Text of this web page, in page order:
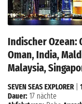
Indischer Ozean:
Oman, India,
Malaysia,
SEVEN SEAS EXPLORER|
Dauer: 17 nächte